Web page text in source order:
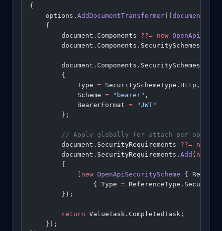
{
    options.
AddDocumentTransformer((document
    {
        document.Components
??= new
        document.Components.SecuritySchemes
        document.Components.SecuritySchemes[
        {
            Type
= SecuritySchemeType.Http,
            Scheme
= "bearer" ,
            BearerFormat
= "JWT"
        };
// Apply globally (or attach per
        document.SecurityRequirements
??= new
        document.SecurityRequirements.
Add ( new
        {
            [
new OpenApiSecurityScheme {
                { Type
=
        });
        return
ValueTask.CompletedTask;
    });